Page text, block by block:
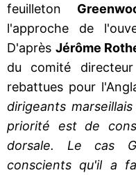
feuilleton
l'approche de
D'après Jérôme
du comité
rebattues pour
dirigeants
priorité est de
dorsale. Le cas
conscients qu'il a